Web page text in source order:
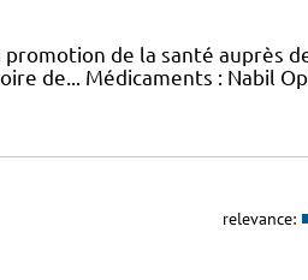
de la santé auprès
de... Médicaments : Nabil
relevance: